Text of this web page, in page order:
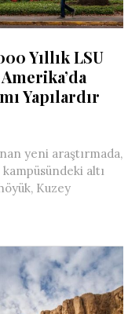
Yıllık LSU
Yapılardır
yeni araştırmada,
altı
Kuzey